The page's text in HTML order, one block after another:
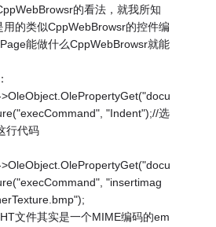
的看法，就我所知
的类似CppWebBrowsr的控件编
能做什么CppWebBrowsr就能
"Indent");//选
行代码
"insertimag
文件其实是一个MIME编码的em